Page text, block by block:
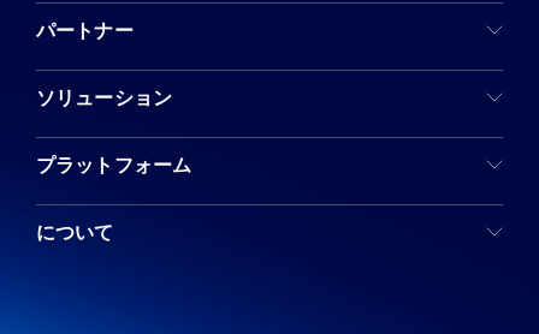
パートナー
ソリューション
プラットフォーム
について